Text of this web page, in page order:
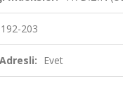
203
Evet